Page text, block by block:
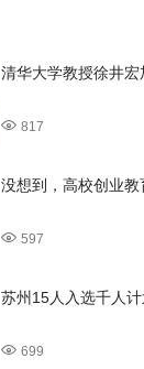
清华大学教授徐井
817
没想到，高校创业
597
苏州15人入选千人
699